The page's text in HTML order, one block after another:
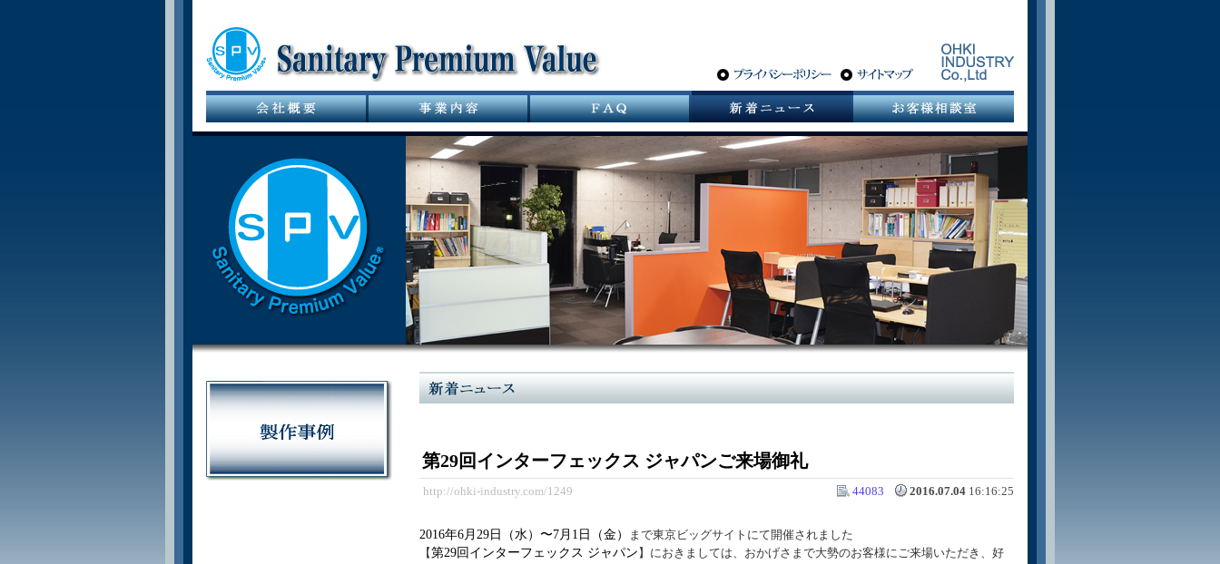
第29回インターフェックス ジャパンご来場御礼
http://ohki-industry.com/1249 2016.07.04 16:16:25
44083
2016年6月29日（水）〜7月1日（金）
まで東京ビッグサイトにて開催されました
【第29回インターフェックス ジャパン 】におきましては、おかげさまで大勢のお客様にご来場いただき、好